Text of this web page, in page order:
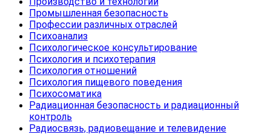
Промышленная безопасность
Профессии различных отраслей
Психоанализ
Психологическое консультирование
Психология и психотерапия
Психология отношений
Психология пищевого поведения
Психосоматика
Радиационная безопасность и радиационный
контроль
Радиосвязь, радиовещание и телевидение